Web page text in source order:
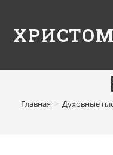
Главная > Духовные